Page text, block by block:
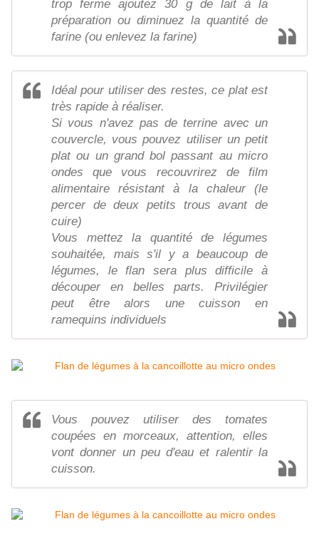
trop ferme ajoutez 30 g de lait à la
préparation ou diminuez la quantité de
farine (ou enlevez la farine)
Idéal pour utiliser des restes, ce plat est
très rapide à réaliser.
Si vous n'avez pas de terrine avec un
couvercle, vous pouvez utiliser un petit
plat ou un grand bol passant au micro
ondes que vous recouvrirez de film
alimentaire résistant à la chaleur (le
percer de deux petits trous avant de
cuire)
Vous mettez la quantité de légumes
souhaitée, mais s'il y a beaucoup de
légumes, le flan sera plus difficile à
découper en belles parts. Privilégier
peut être alors une cuisson en
ramequins individuels
Vous pouvez utiliser des tomates
coupées en morceaux, attention, elles
vont donner un peu d'eau et ralentir la
cuisson.